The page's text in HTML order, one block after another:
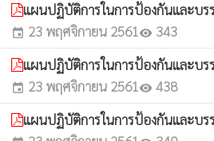
แผนปฏิบัติการในการป้องกันและบร
event 23 พฤศจิกายน 2561visibility 343
แผนปฏิบัติการในการป้องกันและบร
event 23 พฤศจิกายน 2561visibility 438
แผนปฏิบัติการในการป้องกันและบร